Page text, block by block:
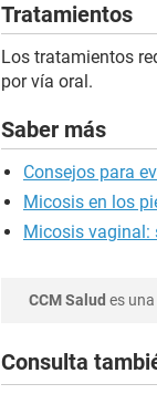
Tratamientos
Los tratamientos
por vía oral.
Saber más
Consejos para
Micosis en los
Micosis vaginal:
CCM Salud es
Consulta